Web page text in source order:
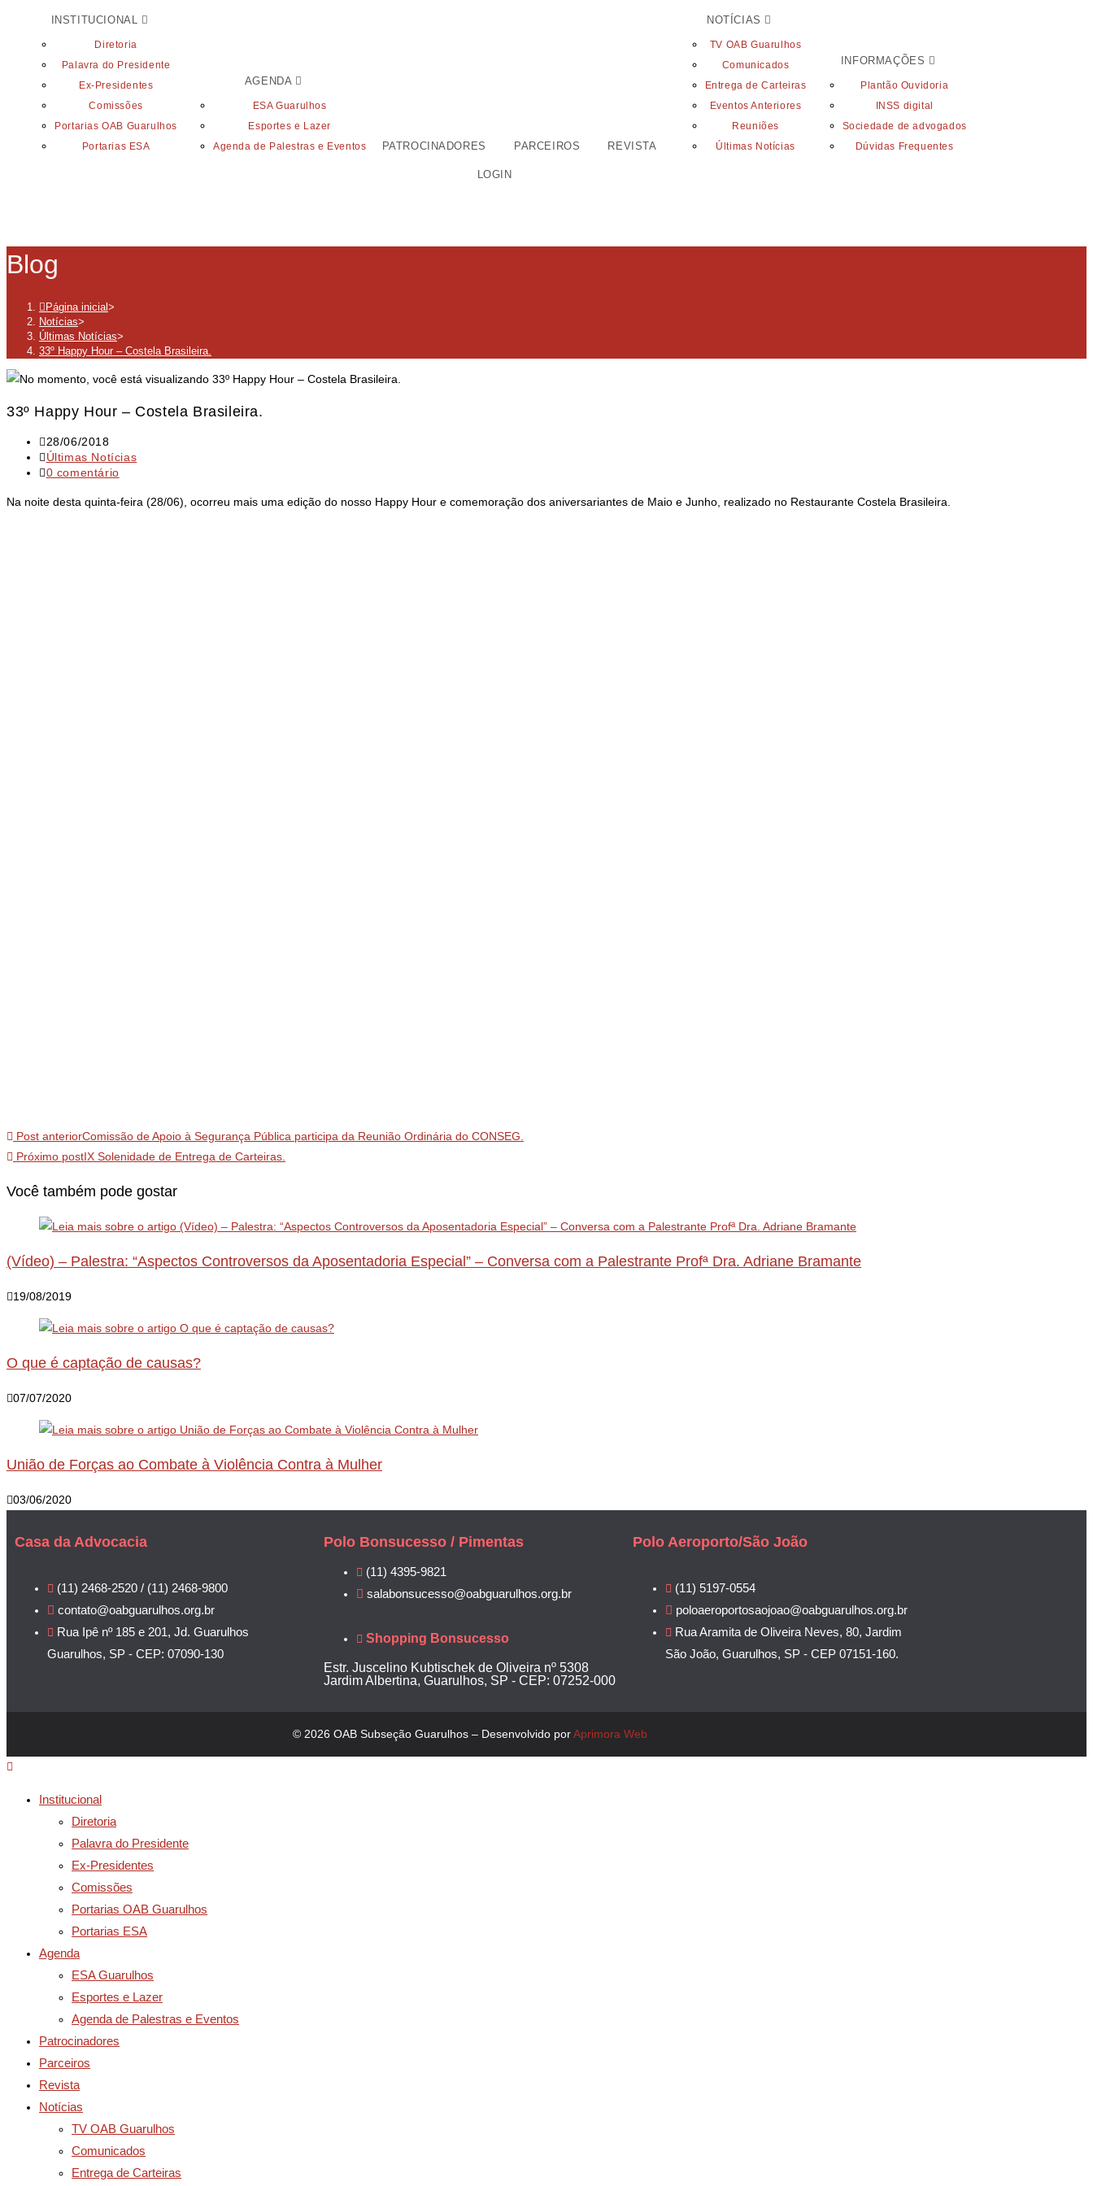
INSTITUCIONAL
Diretoria
Palavra do Presidente
Ex-Presidentes
Comissões
Portarias OAB Guarulhos
Portarias ESA
AGENDA
ESA Guarulhos
Esportes e Lazer
Agenda de Palestras e Eventos
PATROCINADORES PARCEIROS REVISTA
NOTÍCIAS
TV OAB Guarulhos
Comunicados
Entrega de Carteiras
Eventos Anteriores
Reuniões
Últimas Notícias
INFORMAÇÕES
Plantão Ouvidoria
INSS digital
Sociedade de advogados
Dúvidas Frequentes
LOGIN
Blog
Página inicial >
Notícias>
Últimas Notícias>
33º Happy Hour – Costela Brasileira.
33º Happy Hour – Costela Brasileira.
28/06/2018
Últimas Notícias
0 comentário
Na noite desta quinta-feira (28/06), ocorreu mais uma edição do nosso Happy Hour e comemoração dos aniversariantes de Maio e Junho, realizado no Restaurante Costela Brasileira.
Post anteriorComissão de Apoio à Segurança Pública participa da Reunião Ordinária do CONSEG.
Próximo postIX Solenidade de Entrega de Carteiras.
Você também pode gostar
(Vídeo) – Palestra: “Aspectos Controversos da Aposentadoria Especial” – Conversa com a Palestrante Profª Dra. Adriane Bramante
19/08/2019
O que é captação de causas?
07/07/2020
União de Forças ao Combate à Violência Contra à Mulher
03/06/2020
Casa da Advocacia
(11) 2468-2520 / (11) 2468-9800
contato@oabguarulhos.org.br
Rua Ipê nº 185 e 201, Jd. Guarulhos
Guarulhos, SP - CEP: 07090-130
Polo Bonsucesso / Pimentas
(11) 4395-9821
salabonsucesso@oabguarulhos.org.br
Shopping Bonsucesso
Estr. Juscelino Kubtischek de Oliveira nº 5308
Jardim Albertina, Guarulhos, SP - CEP: 07252-000
Polo Aeroporto/São João
(11) 5197-0554
poloaeroportosaojoao@oabguarulhos.org.br
Rua Aramita de Oliveira Neves, 80, Jardim
São João, Guarulhos, SP - CEP 07151-160.
© 2026 OAB Subseção Guarulhos – Desenvolvido porAprimora Web
Institucional
Diretoria
Palavra do Presidente
Ex-Presidentes
Comissões
Portarias OAB Guarulhos
Portarias ESA
Agenda
ESA Guarulhos
Esportes e Lazer
Agenda de Palestras e Eventos
Patrocinadores
Parceiros
Revista
Notícias
TV OAB Guarulhos
Comunicados
Entrega de Carteiras